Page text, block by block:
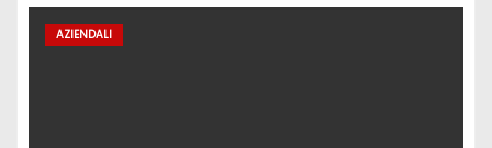
AZIENDALI